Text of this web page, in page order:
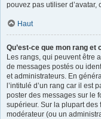
pouvez pas utiliser
Haut
Qu’est-ce que mon rang et
Les rangs, qui peuvent être
de messages postés ou
et administrateurs. En
l’intitulé d’un rang car il est
poster des messages sur le
supérieur. Sur la plupart des
modérateur (ou un